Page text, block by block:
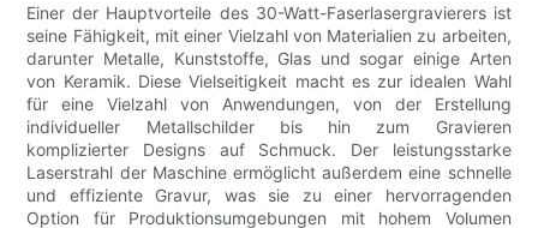
Einer der Hauptvorteile des 30-Watt-Faserlasergravierers ist
seine Fähigkeit, mit einer Vielzahl von Materialien zu arbeiten,
darunter Metalle, Kunststoffe, Glas und sogar einige Arten
von Keramik. Diese Vielseitigkeit macht es zur idealen Wahl
für eine Vielzahl von Anwendungen, von der Erstellung
individueller Metallschilder bis hin zum Gravieren
komplizierter Designs auf Schmuck. Der leistungsstarke
Laserstrahl der Maschine ermöglicht außerdem eine schnelle
und effiziente Gravur, was sie zu einer hervorragenden
Option für Produktionsumgebungen mit hohem Volumen